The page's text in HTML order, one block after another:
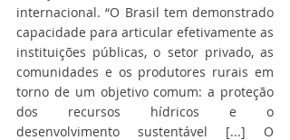
internacional. “O Brasil tem demonstrado
capacidade para articular efetivamente as
instituições públicas, o setor privado, as
comunidades e os produtores rurais em
torno de um objetivo comum: a proteção
dos recursos hídricos e o
desenvolvimento sustentável [...] O